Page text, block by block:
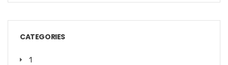
CATEGORIES
1